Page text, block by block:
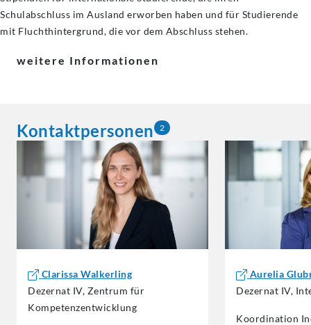
Schulabschluss im Ausland erworben haben und für Studierende
mit Fluchthintergrund, die vor dem Abschluss stehen.
weitere Informationen
Kontaktpersonen 2
Clarissa Walkerling
Dezernat IV, Zentrum für
Kompetenzentwicklung
Aurelia
Dezernat IV,
Koordination